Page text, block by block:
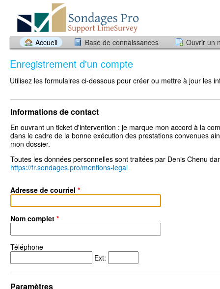
Accueil Base de connaissances Ouvrir un
Enregistrement d'un compte
Utilisez les formulaires ci-dessous pour créer ou mettre à jour les
Informations de contact
En ouvrant un ticket d'intervention : je marque mon accord à la
dans le cadre de la bonne exécution des prestations convenues
mon dossier.
Toutes les données personnelles sont traitées par Denis Chenu
https://fr.sondages.pro/mentions-legal
Adresse de courriel *
Nom complet *
Téléphone
Ext:
Paramètres